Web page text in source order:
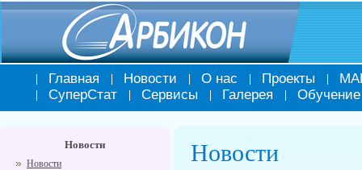
Главная Новости О нас Проекты
СуперСтат
Сервисы Галерея Обучение
Новости
Новости Новости